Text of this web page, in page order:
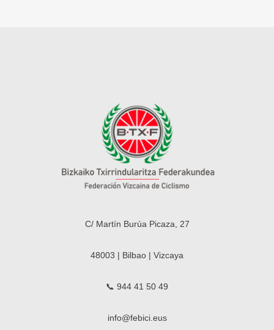
C/ Martín Burúa Picaza, 27
48003 | Bilbao | Vizcaya
📞 944 41 50 49
info@febici.eus